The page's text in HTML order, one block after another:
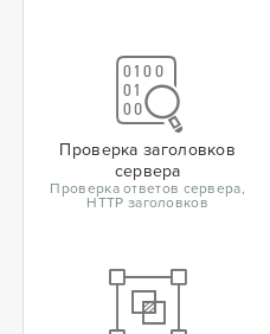
Проверка заголовков
сервера
Проверка ответов сервера,
HTTP заголовков